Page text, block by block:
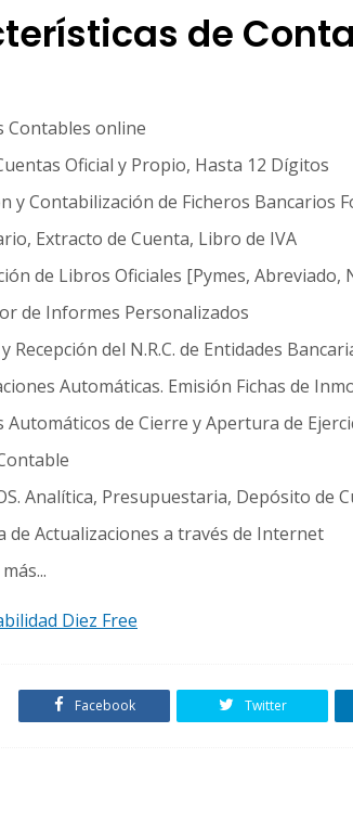
de
Contables online
Oficial y Propio, Hasta 12 Dígitos
y Contabilización de Ficheros Bancarios
Extracto de Cuenta, Libro de IVA
de Libros Oficiales [Pymes, Abreviado,
de Informes Personalizados
Recepción del N.R.C. de Entidades
Automáticas. Emisión Fichas de
Automáticos de Cierre y Apertura de
Analítica, Presupuestaria, Depósito de
de Actualizaciones a través de Internet
Diez Free
Facebook Twitter